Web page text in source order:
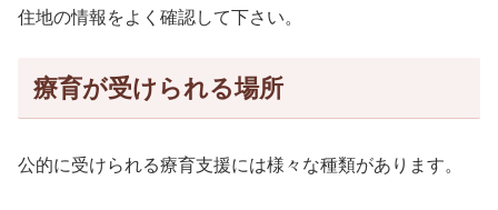
住地の情報をよく確認して下さい。
療育が受けられる場所
公的に受けられる療育支援には様々な種類があります。